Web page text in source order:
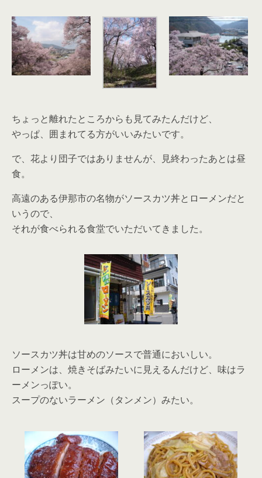
ちょっと離れたところからも見てみたんだけど、
やっぱ、囲まれてる方がいいみたいです。
で、花より団子ではありませんが、見終わったあとは昼
食。
高遠のある伊那市の名物がソースカツ丼とローメンだと
いうので、
それが食べられる食堂でいただいてきました。
ソースカツ丼は甘めのソースで普通においしい。
ローメンは、焼きそばみたいに見えるんだけど、味はラ
ーメンっぽい。
スープのないラーメン（タンメン）みたい。